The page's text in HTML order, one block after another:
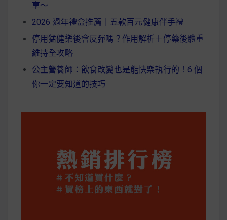
享～
2026 過年禮盒推薦｜五款百元健康伴手禮
停用猛健樂後會反彈嗎？作用解析＋停藥後體重
維持全攻略
公主營養師：飲食改變也是能快樂執行的！6 個
你一定要知道的技巧